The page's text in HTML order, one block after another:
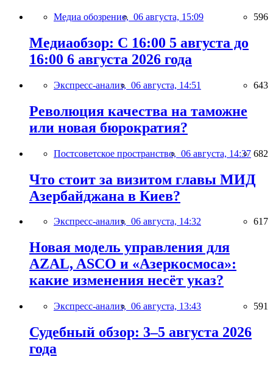
Медиа обозрение, 06 августа, 15:09 596
Медиаобзор: С 16:00 5 августа до
16:00 6 августа 2026 года
Экспресс-анализ, 06 августа, 14:51 643
Революция качества на таможне
или новая бюрократия?
Постсоветское пространство, 06 августа, 14:37 682
Что стоит за визитом главы МИД
Азербайджана в Киев?
Экспресс-анализ, 06 августа, 14:32 617
Новая модель управления для
AZAL, ASCO и «Азеркосмоса»:
какие изменения несёт указ?
Экспресс-анализ, 06 августа, 13:43 591
Судебный обзор: 3–5 августа 2026
года